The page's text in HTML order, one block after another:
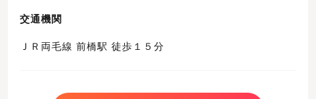
交通機関
ＪＲ両毛線 前橋駅 徒歩１５分